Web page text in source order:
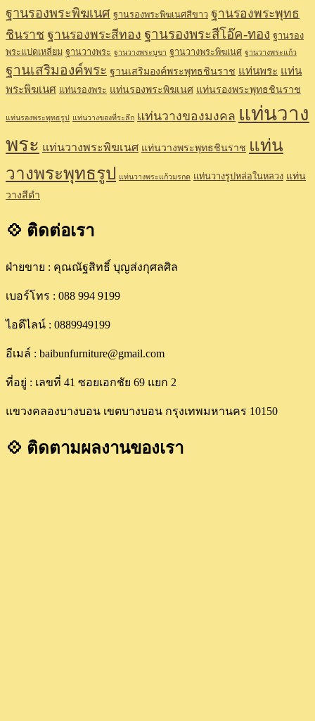
ฐานรองพระพิฆเนศ ฐานรองพระพิฆเนศสีขาว ฐานรองพระพุทธ
ชินราช ฐานรองพระสีทอง ฐานรองพระสีโอ๊ค-ทอง ฐานรอง
พระแปดเหลี่ยม ฐานวางพระ ฐานวางพระบูขา ฐานวางพระพิฆเนศ ฐานวางพระแก้ว
ฐานเสริมองค์พระ ฐานเสริมองค์พระพุทธชินราช แท่นพระ แท่น
พระพิฆเนศ แท่นรองพระ แท่นรองพระพิฆเนศ แท่นรองพระพุทธชินราช
แท่นรองพระพุทธรูป แท่นวางของที่ระลึก แท่นวางของมงคล แท่นวาง
พระ แท่นวางพระพิฆเนศ แท่นวางพระพุทธชินราช แท่น
วางพระพุทธรูป
แท่นวางพระแก้วมรกต แท่นวางรูปหล่อในหลวง แท่น
วางสีดำ
💠 ติดต่อเรา
ฝ่ายขาย : คุณณัฐสิทธิ์ บุญส่งกุศลศิล
เบอร์โทร : 088 994 9199
ไอดีไลน์ : 0889949199
อีเมล์ : baibunfurniture@gmail.com
ที่อยู่ : เลขที่ 41 ซอยเอกชัย 69 แยก 2
แขวงคลองบางบอน เขตบางบอน กรุงเทพมหานคร 10150
💠 ติดตามผลงานของเรา